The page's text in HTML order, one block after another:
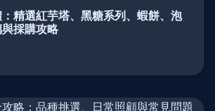
精選紅芋塔、黑糖系列、蝦餅、泡
採購攻略